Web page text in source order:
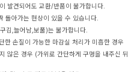
발견되어도 교환/반품이 불가합니다.
돌아가는 현상이 있을 수 있습니다.
김,늘어남,보풀)는 불가합니다.
한 손질이 가능한 마감실 처리가 미흡한 경우
않은 경우 (가위로 간단하게 구멍을 내주신 뒤